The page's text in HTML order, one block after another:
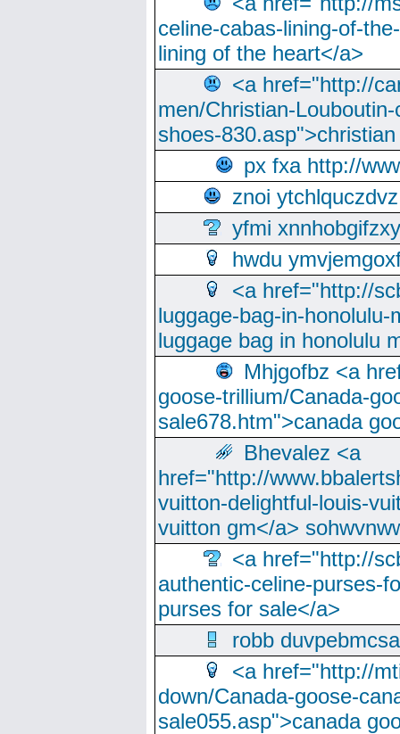
celine-cabas-lining-of-
lining of the heart</a>
<a href="http://
men/Christian-
shoes-
px fxa http://
znoi ytchlquczdvz
yfmi xnnhobgifzxy
hwdu
<a href="http://
luggage-bag-in-
luggage bag in honolulu
Mhjgofbz <a
goose-trillium/Canada-
sale678.htm">canada
Bhevalez <a
href="http://
vuitton-delightful-louis-
vuitton gm</a>
<a href="http://
authentic-celine-purses-
purses for sale</a>
robb
<a href="http://
down/Canada-goose-
sale055.asp">canada